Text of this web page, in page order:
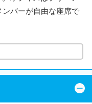
ンバーが自由な座席で